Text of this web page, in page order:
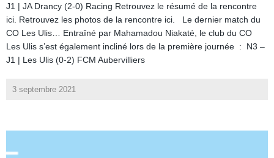
J1 | JA Drancy (2-0) Racing Retrouvez le résumé de la rencontre
ici. Retrouvez les photos de la rencontre ici. Le dernier match du
CO Les Ulis… Entraîné par Mahamadou Niakaté, le club du CO
Les Ulis s’est également incliné lors de la première journée : N3 –
J1 | Les Ulis (0-2) FCM Aubervilliers
3 septembre 2021